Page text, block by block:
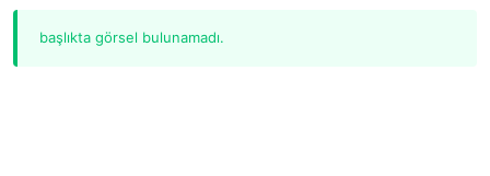
başlıkta görsel bulunamadı.